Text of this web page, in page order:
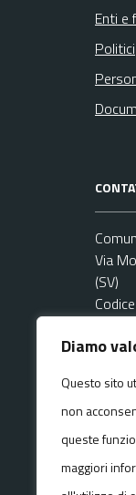
Diamo
Questo sito
non
queste
maggiori
Enti e
Politici
Via
(SV)
Ufficio
PEC: